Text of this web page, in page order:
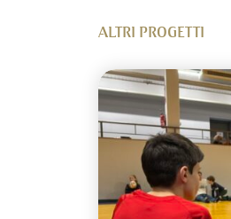
ALTRI PROGETTI